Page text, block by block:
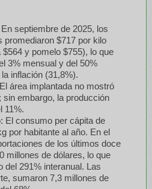
septiembre de 2025, los
$717 por kilo
y pomelo $755), lo que
3% mensual y del 50%
inflación (31,8%).
área implantada no mostró
embargo, la producción
11%.
El consumo per cápita de
por habitante al año. En el
de los últimos doce
millones de dólares, lo que
del 291% interanual. Las
sumaron 7,3 millones de